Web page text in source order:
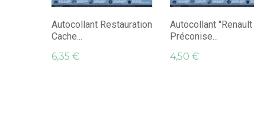
Autocollant Restauration
Cache...
6,35 €
Autocollant "Renault
Préconise...
4,50 €